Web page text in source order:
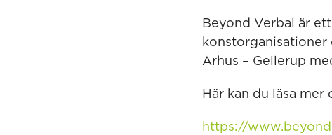
Beyond Verbal är
konstorganisationer
Århus – Gellerup
Här kan du läsa mer
https://